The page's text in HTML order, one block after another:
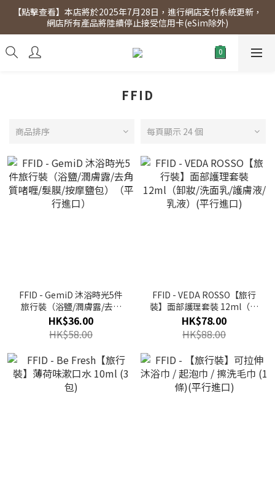
【點擊查看】會員專享 星期三全單95折!!!（優惠期至2026年12月
31日）。滿$300即免運費。
【點擊查看】本店將於2025年7月28日，進行網店支付系統更新，
網店所有產品將陸續停止接受信用卡(eSim除外)
【點擊查看】會員專享 星期三全單95折!!!（優惠期至2026年12月
31日）。滿$300即免運費。
FFID
商品排序 每頁顯示 24 個
FFID - GemiD 沐浴時光5件
旅行裝（浴鹽/潤膚露/去角
質啫喱/髮膜/按摩鹽包）
（平行進口）
HK$36.00
HK$58.00
FFID - VEDA ROSSO【旅行
裝】面部護理套裝 12ml（卸
妝/洗面乳/護膚液/乳液）(平
行進口)
HK$78.00
HK$88.00